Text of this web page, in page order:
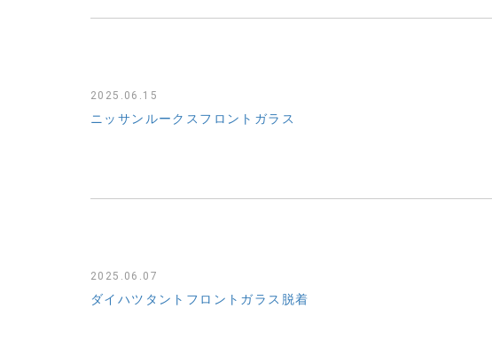
2025.06.15
ニッサンルークスフロントガラス
2025.06.07
ダイハツタントフロントガラス脱着